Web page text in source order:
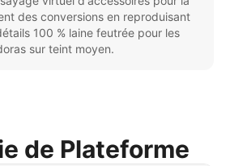
des conversions en reproduisant
100 % laine feutrée pour les
sur teint moyen.
de Plateforme